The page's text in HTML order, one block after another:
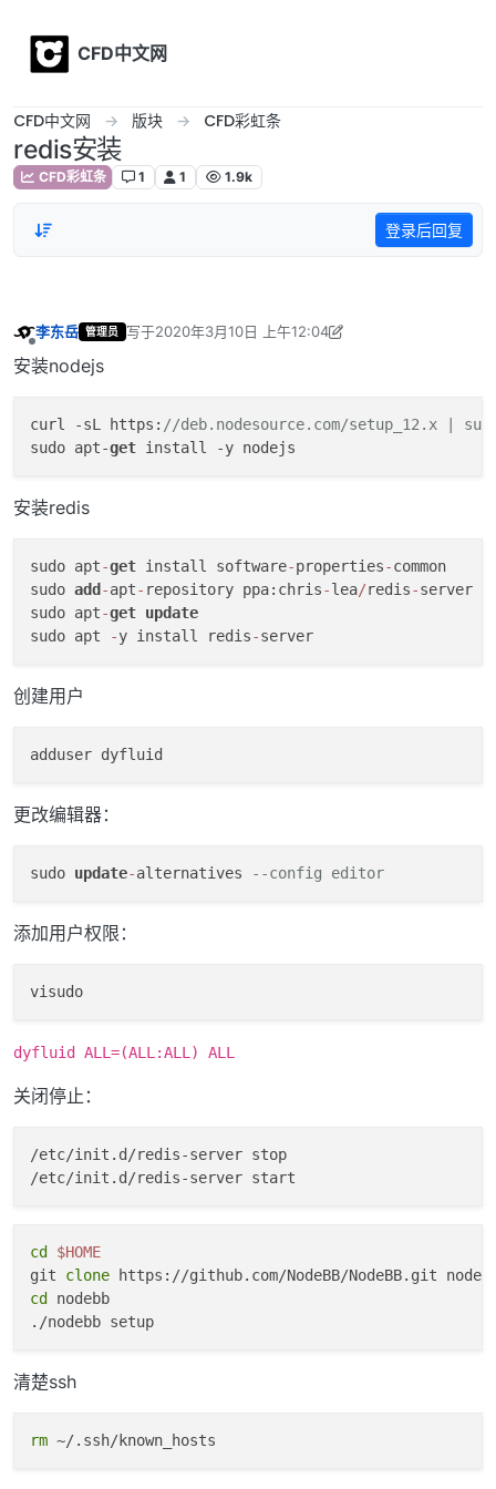
CFD中文网
CFD中文网 版块 CFD彩虹条
redis安装
CFD彩虹条 1 1 1.9k
登录后回复
李东岳 管理员 写于2020年3月10日 上午12:04
最后由 李东岳 编辑2020年6月5日 上午8:18
安装nodejs
curl -sL https: //deb.nodesource.com/setup_12.x |
sudo apt-get
安装redis
sudo apt-get install software-properties-common
sudo add -apt- repository ppa:chris-lea/redis-server
sudo apt-get update
sudo apt
-y install redis-
创建用户
更改编辑器：
sudo update-alternatives --config editor
添加用户权限：
dyfluid ALL=(ALL:ALL) ALL
关闭停止：
/etc/init.d/redis-server stop
cd
$HOME
git clone
cd
nodebb
清楚ssh
rm